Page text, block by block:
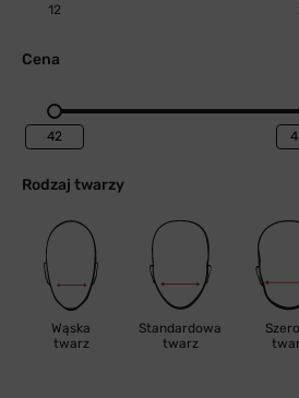
12
Cena
Rodzaj twarzy
Wąska
twarz
Standardowa
twarz